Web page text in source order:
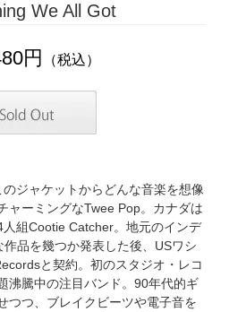
We All Got
円 （税込）
ジャケットからどんな音楽を想像
ャーミングなTwee Pop。カナダは
人組Cootie Catcher。地元のインデ
品を幾つか発表した後、USワシ
と契約。初のスタジオ・レコ
沸騰中の注目バンド。90年代的ギ
つつ、ブレイクビーツや電子音を